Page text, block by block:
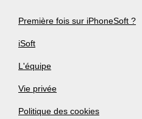
Première fois sur iPhoneSoft ?
iSoft
L'équipe
Vie privée
Politique des cookies